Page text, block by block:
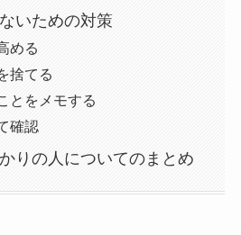
いための対策
める
捨てる
とをメモする
確認
りの人についてのまとめ